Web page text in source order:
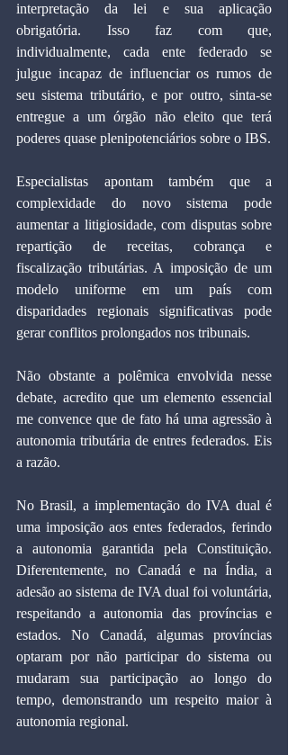
interpretação da lei e sua aplicação
obrigatória. Isso faz com que,
individualmente, cada ente federado se
julgue incapaz de influenciar os rumos de
seu sistema tributário, e por outro, sinta-se
entregue a um órgão não eleito que terá
poderes quase plenipotenciários sobre o IBS.
Especialistas apontam também que a
complexidade do novo sistema pode
aumentar a litigiosidade, com disputas sobre
repartição de receitas, cobrança e
fiscalização tributárias. A imposição de um
modelo uniforme em um país com
disparidades regionais significativas pode
gerar conflitos prolongados nos tribunais.
Não obstante a polêmica envolvida nesse
debate, acredito que um elemento essencial
me convence que de fato há uma agressão à
autonomia tributária de entres federados. Eis
a razão.
No Brasil, a implementação do IVA dual é
uma imposição aos entes federados, ferindo
a autonomia garantida pela Constituição.
Diferentemente, no Canadá e na Índia, a
adesão ao sistema de IVA dual foi voluntária,
respeitando a autonomia das províncias e
estados. No Canadá, algumas províncias
optaram por não participar do sistema ou
mudaram sua participação ao longo do
tempo, demonstrando um respeito maior à
autonomia regional.